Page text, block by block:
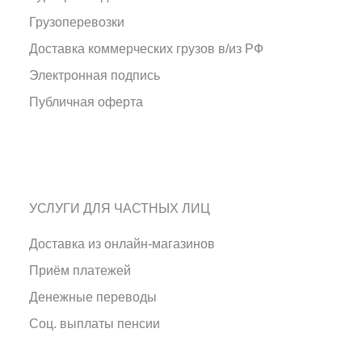
Грузоперевозки
Доставка коммерческих грузов в/из РФ
Электронная подпись
Публичная оферта
УСЛУГИ ДЛЯ ЧАСТНЫХ ЛИЦ
Доставка из онлайн-магазинов
Приём платежей
Денежные переводы
Соц. выплаты пенсии